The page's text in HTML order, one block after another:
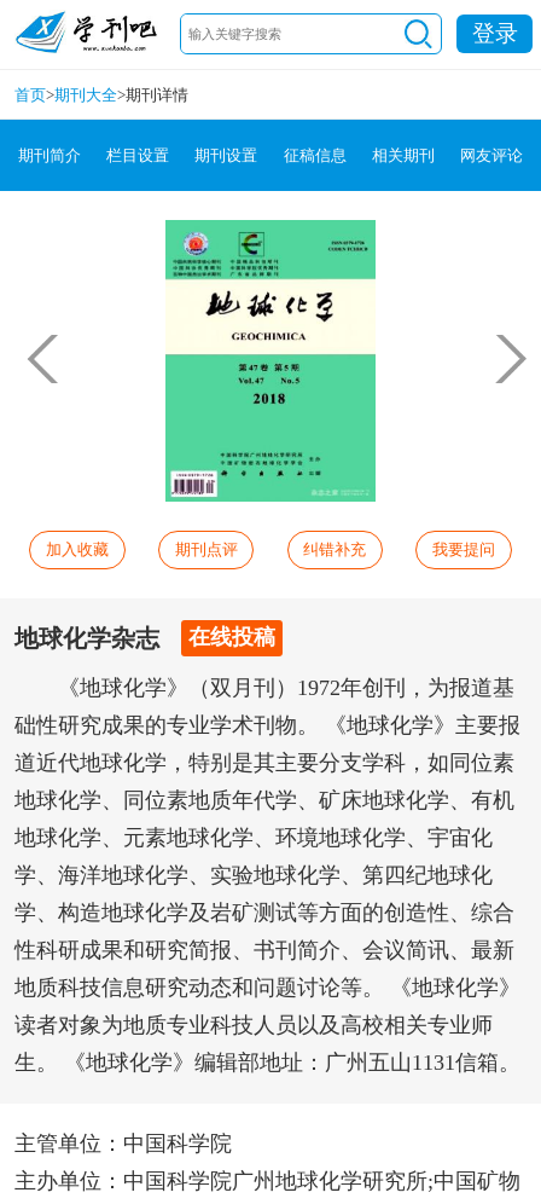
登录
首页>期刊大全>期刊详情
期刊简介 栏目设置 期刊设置 征稿信息 相关期刊 网友评论
加入收藏 期刊点评 纠错补充 我要提问
地球化学杂志 在线投稿
《地球化学》（双月刊）1972年创刊，为报道基
础性研究成果的专业学术刊物。 《地球化学》主要报
道近代地球化学，特别是其主要分支学科，如同位素
地球化学、同位素地质年代学、矿床地球化学、有机
地球化学、元素地球化学、环境地球化学、宇宙化
学、海洋地球化学、实验地球化学、第四纪地球化
学、构造地球化学及岩矿测试等方面的创造性、综合
性科研成果和研究简报、书刊简介、会议简讯、最新
地质科技信息研究动态和问题讨论等。 《地球化学》
读者对象为地质专业科技人员以及高校相关专业师
生。 《地球化学》编辑部地址：广州五山1131信箱。
主管单位：中国科学院
主办单位：中国科学院广州地球化学研究所;中国矿物